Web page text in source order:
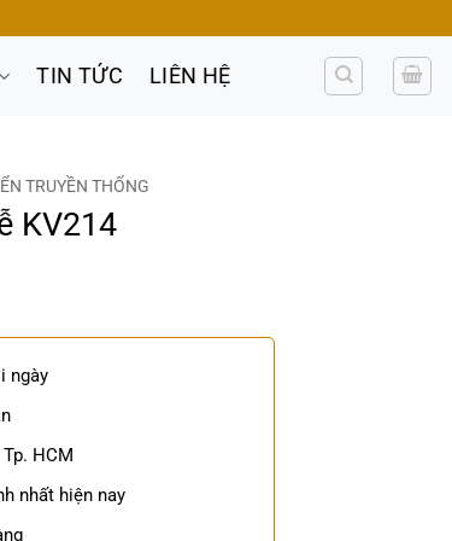
TIN TỨC LIÊN HỆ
TRUYỀN THỐNG
KV214
ngày
HCM
nhất hiện nay